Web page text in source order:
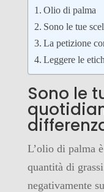
Olio di palma
Sono le tue
La petizione
Leggere le
Sono le
L’olio di palma
quantità di
negativamente